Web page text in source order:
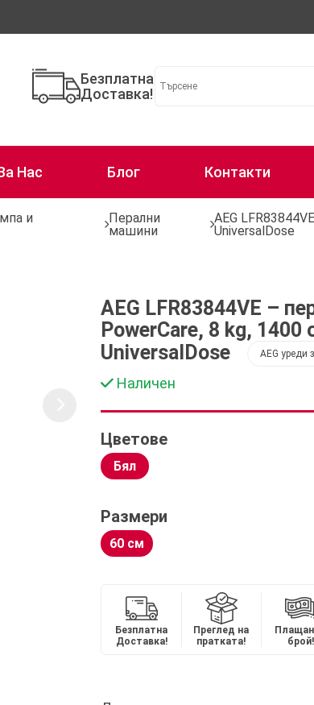
Безплатна
Доставка!
Нас Блог Контакти
и
Перални
машини
AEG
UniversalDose
AEG LFR83844VE –
PowerCare, 8 kg,
UniversalDose
AEG уреди
Наличен
Цветове
Бял
Размери
60 см
Безплатна
Доставка!
Преглед на
пратката!
брой!